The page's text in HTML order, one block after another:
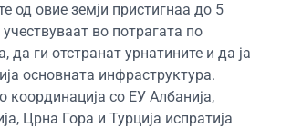
од овие земји пристигнаа до 5
во потрагата по
да ги отстранат урнатините и да ја
основната инфраструктура.
координација со ЕУ Албанија,
Црна Гора и Турција испратија